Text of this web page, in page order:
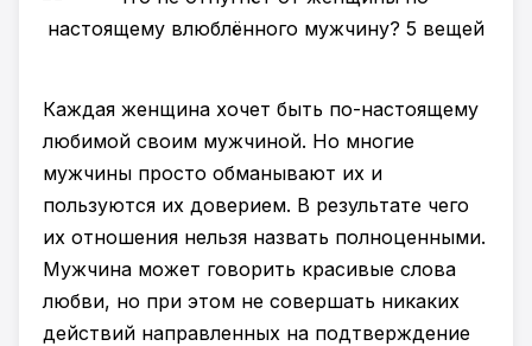
Каждая женщина хочет быть по-настоящему
любимой своим мужчиной. Но многие
мужчины просто обманывают их и
пользуются их доверием. В результате чего
их отношения нельзя назвать полноценными.
Мужчина может говорить красивые слова
любви, но при этом не совершать никаких
действий направленных на подтверждение